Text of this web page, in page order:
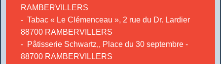
RAMBERVILLERS
- Tabac « Le Clémenceau », 2 rue du Dr. Lardier
88700 RAMBERVILLERS
- Pâtisserie Schwartz,, Place du 30 septembre -
88700 RAMBERVILLERS